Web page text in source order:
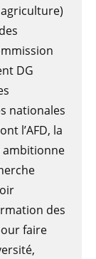
DG
nationales
l’AFD, la
ambitionne
des
faire